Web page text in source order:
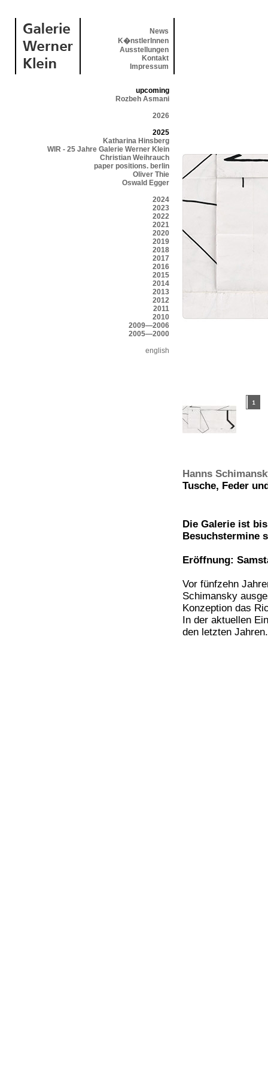
News
K�nstlerInnen
Ausstellungen
Kontakt
Impressum
upcoming
Rozbeh Asmani
2026
2025
Katharina Hinsberg
WIR - 25 Jahre Galerie Werner Klein
Christian Weihrauch
paper positions. berlin
Oliver Thie
Oswald Egger
2024
2023
2022
2021
2020
2019
2018
2017
2016
2015
2014
2013
2012
2011
2010
2009—2006
2005—2000
english
Hanns
Tusche, Feder
Die Galerie ist
Besuchstermine
Eröffnung:
Vor fünfzehn
Schimansky
Konzeption das
In der aktuellen
den letzten Jahren.